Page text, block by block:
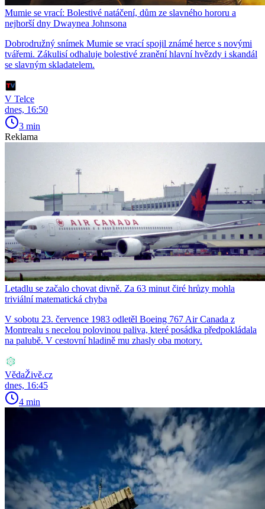
Mumie se vrací: Bolestivé natáčení, dům ze slavného hororu a
nejhorší dny Dwaynea Johnsona
Dobrodružný snímek Mumie se vrací spojil známé herce s novými
tvářemi. Zákulisí odhaluje bolestivé zranění hlavní hvězdy i skandál
se slavným skladatelem.
V Telce
dnes, 16:50
3 min
Reklama
Letadlu se začalo chovat divně. Za 63 minut čiré hrůzy mohla
triviální matematická chyba
V sobotu 23. července 1983 odletěl Boeing 767 Air Canada z
Montrealu s necelou polovinou paliva, které posádka předpokládala
na palubě. V cestovní hladině mu zhasly oba motory.
VědaŽivě.cz
dnes, 16:45
4 min